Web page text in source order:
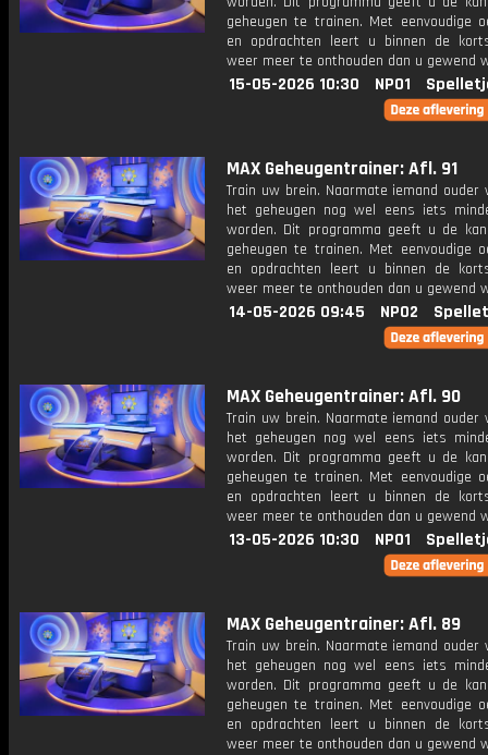
geheugen te trainen. Met eenvoudige
en opdrachten leert u binnen de
weer meer te onthouden dan u gewend
15-05-2026 10:30 NPO1
MAX Geheugentrainer: Afl. 91
Train uw brein. Naarmate iemand ouder
het geheugen nog wel eens iets
worden. Dit programma geeft u de
geheugen te trainen. Met eenvoudige
en opdrachten leert u binnen de
weer meer te onthouden dan u gewend
14-05-2026 09:45 NPO2
MAX Geheugentrainer: Afl. 90
Train uw brein. Naarmate iemand ouder
het geheugen nog wel eens iets
worden. Dit programma geeft u de
geheugen te trainen. Met eenvoudige
en opdrachten leert u binnen de
weer meer te onthouden dan u gewend
13-05-2026 10:30 NPO1
MAX Geheugentrainer: Afl. 89
Train uw brein. Naarmate iemand ouder
het geheugen nog wel eens iets
worden. Dit programma geeft u de
geheugen te trainen. Met eenvoudige
en opdrachten leert u binnen de
weer meer te onthouden dan u gewend